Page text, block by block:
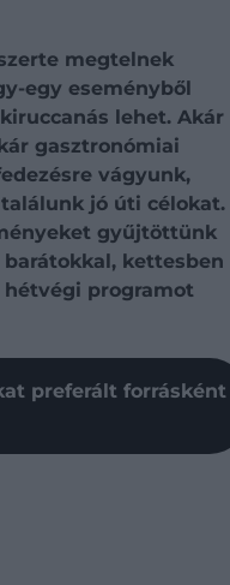
megtelnek
egy eseményből
lehet. Akár
gasztronómiai
vágyunk,
találunk jó úti célokat.
gyűjtöttünk
kettesben
programot
preferált forrásként